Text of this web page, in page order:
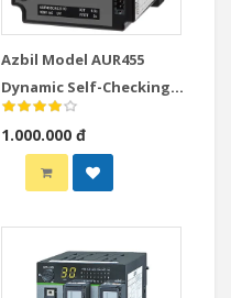
Azbil Model AUR455
Dynamic Self-Checking
Burner Controller
1.000.000 đ